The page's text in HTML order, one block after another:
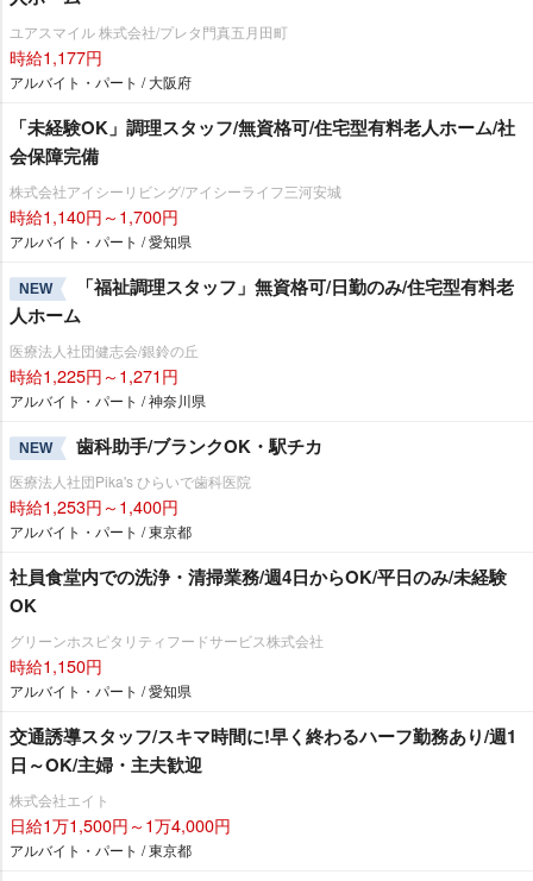
ユアスマイル 株式会社/プレタ門真五月田町
時給1,177円
アルバイト・パート / 大阪府
「未経験OK」調理スタッフ/無資格可/住宅型有料老人ホーム/社
会保障完備
株式会社アイシーリビング/アイシーライフ三河安城
時給1,140円～1,700円
アルバイト・パート / 愛知県
NEW
「福祉調理スタッフ」無資格可/日勤のみ/住宅型有料老
人ホーム
医療法人社団健志会/銀鈴の丘
時給1,225円～1,271円
アルバイト・パート / 神奈川県
NEW 歯科助手/ブランクOK・駅チカ
医療法人社団Pika's ひらいで歯科医院
時給1,253円～1,400円
アルバイト・パート / 東京都
社員食堂内での洗浄・清掃業務/週4日からOK/平日のみ/未経験
OK
グリーンホスピタリティフードサービス株式会社
時給1,150円
アルバイト・パート / 愛知県
交通誘導スタッフ/スキマ時間に!早く終わるハーフ勤務あり/週1
日～OK/主婦・主夫歓迎
株式会社エイト
日給1万1,500円～1万4,000円
アルバイト・パート / 東京都